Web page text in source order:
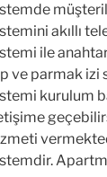
akıllı
ile
ve parmak izi
kurulum